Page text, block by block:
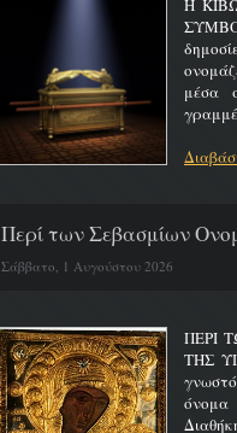
Η
μέσα
Περί των Σεβασμίων
Σάββατο, 1 Αυγούστου 2026
ΠΕΡΙ
ΤΗΣ
γνωστό
όνομα